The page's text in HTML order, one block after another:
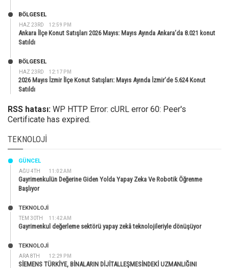
HAZ 23RD 12:59 PM
BÖLGESEL
Ankara İlçe Konut Satışları 2026 Mayıs: Mayıs Ayında Ankara’da 8.021 konut
Satıldı
HAZ 23RD 12:17 PM
BÖLGESEL
2026 Mayıs İzmir İlçe Konut Satışları: Mayıs Ayında İzmir’de 5.624 Konut
Satıldı
RSS hatası: WP HTTP Error: cURL error 60: Peer's
Certificate has expired.
TEKNOLOJI
AĞU 4TH 11:02 AM
GÜNCEL
Gayrimenkulün Değerine Giden Yolda Yapay Zeka Ve Robotik Öğrenme
Başlıyor
TEM 30TH 11:42 AM
TEKNOLOJİ
Gayrimenkul değerleme sektörü yapay zekâ teknolojileriyle dönüşüyor
ARA 8TH 12:29 PM
TEKNOLOJİ
SİEMENS TÜRKİYE, BİNALARIN DİJİTALLEŞMESİNDEKİ UZMANLIĞINI